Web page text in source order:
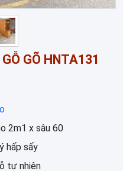
GÕ HNTA131
2m1 x sâu 60
hấp sấy
tự nhiên